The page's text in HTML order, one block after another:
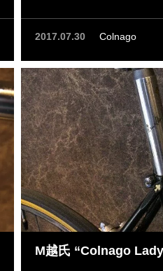
2017.07.30 Colnago
M越氏 “Colnago